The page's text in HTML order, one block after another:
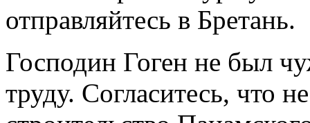
отправляйтесь в Бретань.
Господин Гоген не был
труду. Согласитесь, что